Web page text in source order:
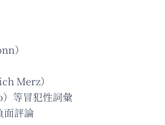
）
Merz）
等冒犯性詞彙
面評論